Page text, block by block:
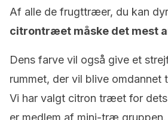
Af alle de frugttræer, du kan
citrontræet måske det mest
Dens farve vil også give et
rummet, der vil blive omdannet
Vi har valgt citron træet for
er medlem af mini-træ gruppen.